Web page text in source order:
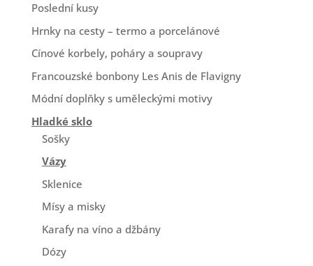
Poslední kusy
Hrnky na cesty – termo a porcelánové
Cínové korbely, poháry a soupravy
Francouzské bonbony Les Anis de Flavigny
Módní doplňky s uměleckými motivy
Hladké sklo
Sošky
Vázy
Sklenice
Mísy a misky
Karafy na víno a džbány
Dózy